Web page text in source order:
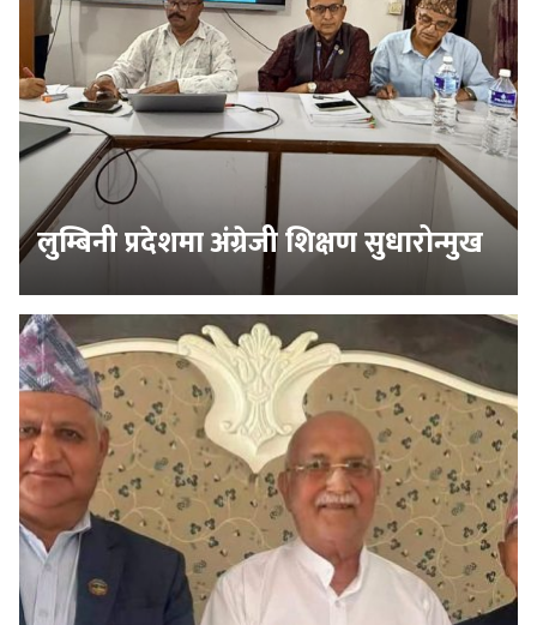
लुम्बिनी प्रदेशमा अंग्रेजी शिक्षण सुधारोन्मुख